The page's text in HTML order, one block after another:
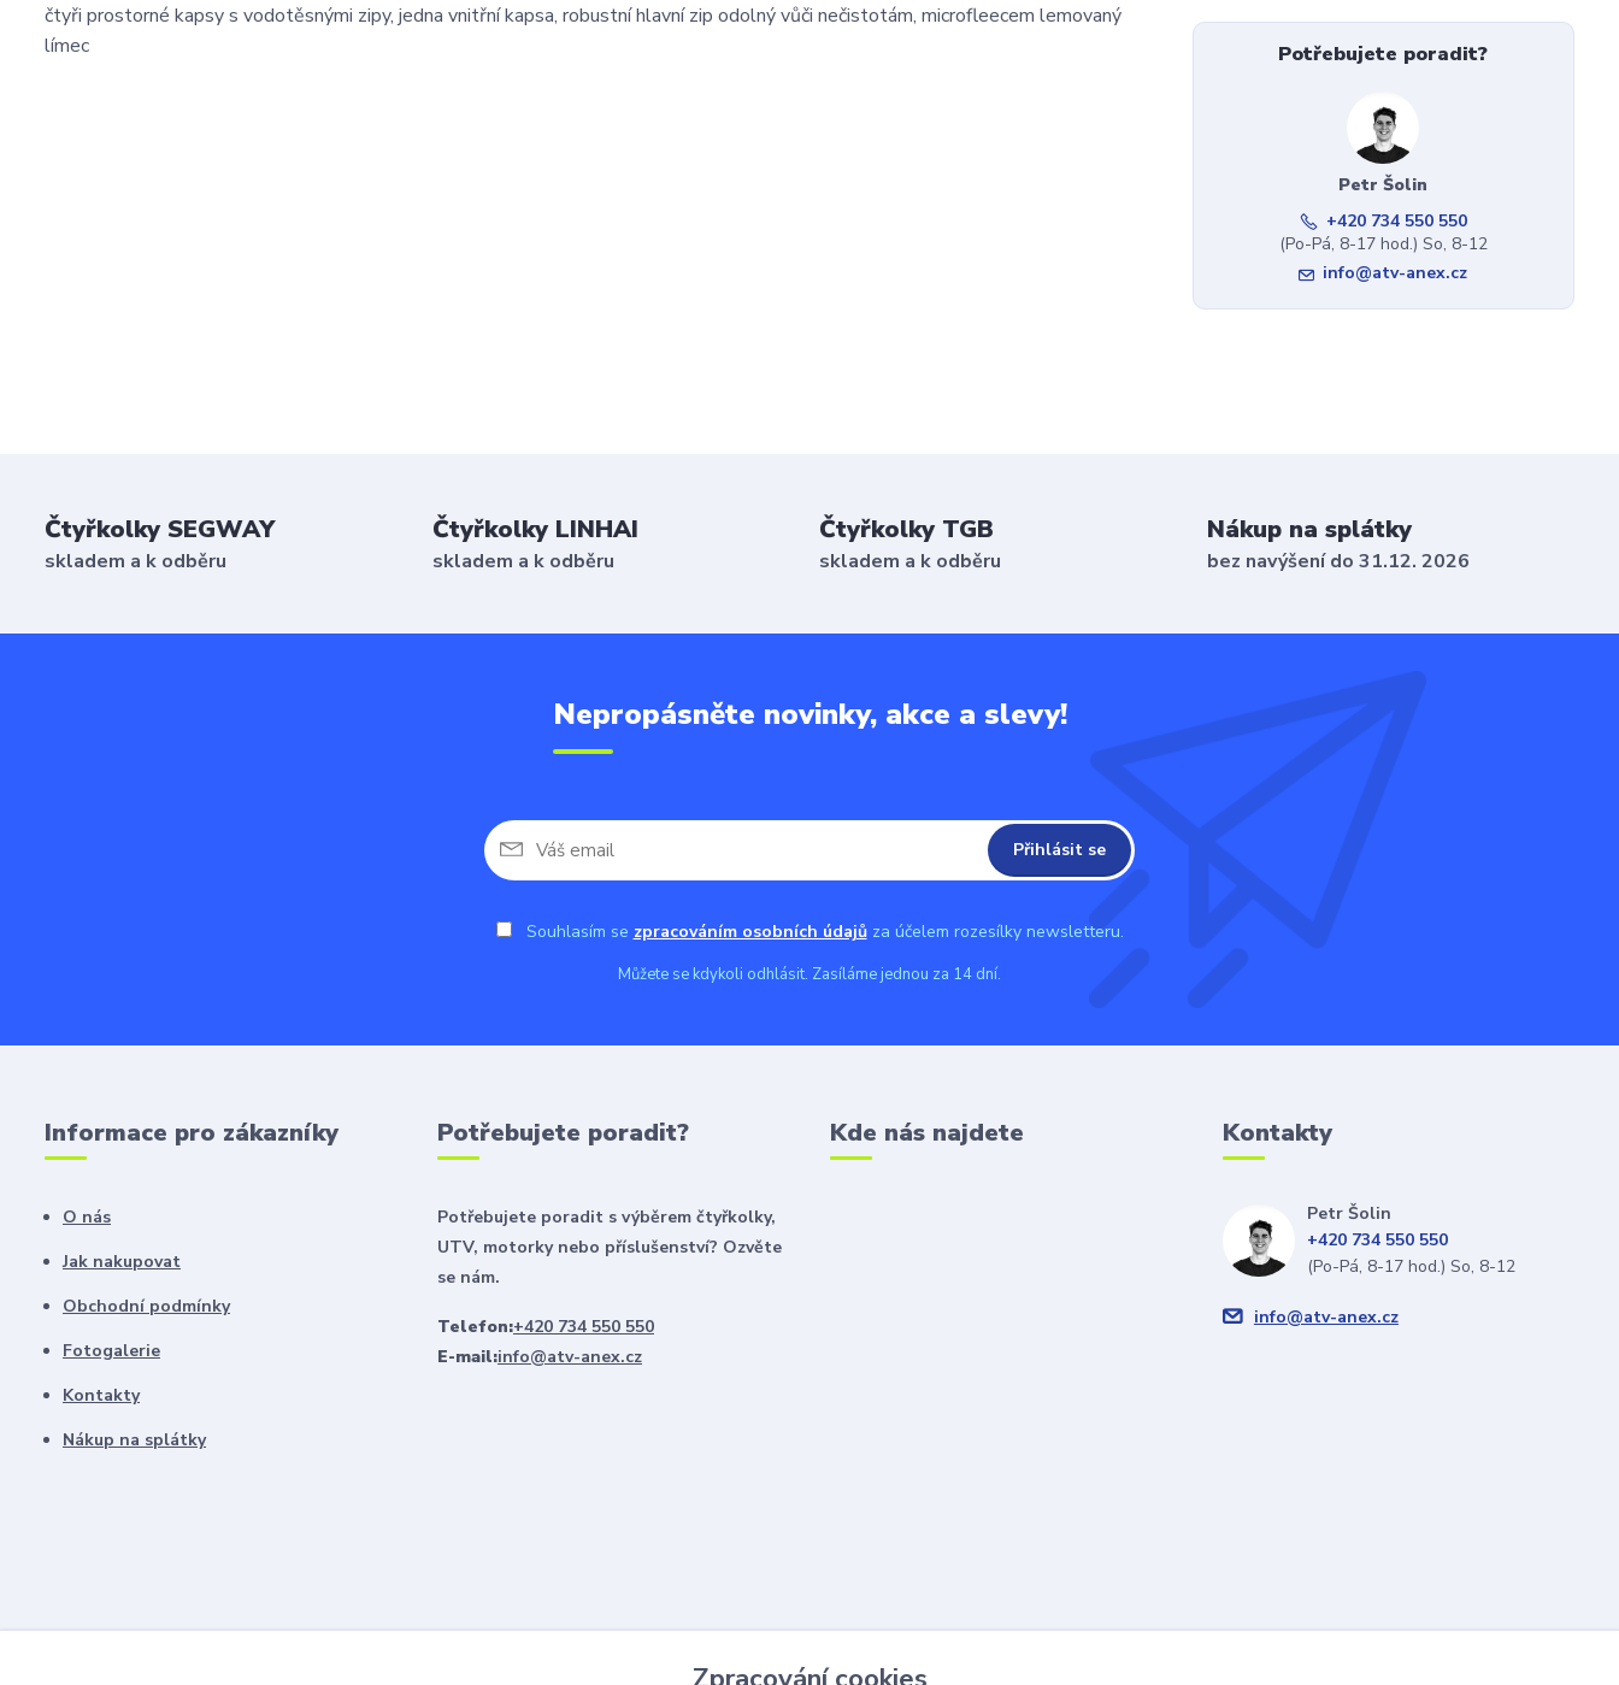
čtyři prostorné kapsy s vodotěsnými zipy, jedna vnitřní kapsa, robustní hlavní zip odolný vůči nečistotám, microfleecem lemovaný
límec
Potřebujete poradit?
Petr Šolin
+420 734 550 550
(Po-Pá, 8-17 hod.) So, 8-12
info@atv-anex.cz
Čtyřkolky SEGWAY
skladem a k odběru
Čtyřkolky LINHAI
skladem a k odběru
Čtyřkolky TGB
skladem a k odběru
Nákup na splátky
bez navýšení do 31.12. 2026
Nepropásněte novinky, akce a slevy!
Přihlásit se
Souhlasím se zpracováním osobních údajůza účelem rozesílky newsletteru.
Můžete se kdykoli odhlásit. Zasíláme jednou za 14 dní.
Informace pro zákazníky
O nás
Jak nakupovat
Obchodní podmínky
Fotogalerie
Kontakty
Nákup na splátky
Potřebujete poradit?
Potřebujete poradit s výběrem čtyřkolky,
UTV, motorky nebo příslušenství? Ozvěte
se nám.
Telefon:+420 734 550 550
E-mail:info@atv-anex.cz
Kde nás najdete Kontakty
Petr Šolin
+420 734 550 550
(Po-Pá, 8-17 hod.) So, 8-12
info@atv-anex.cz